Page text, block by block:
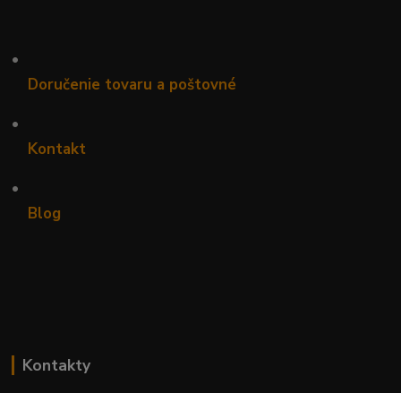
•
Doručenie tovaru a poštovné
•
Kontakt
•
Blog
Kontakty